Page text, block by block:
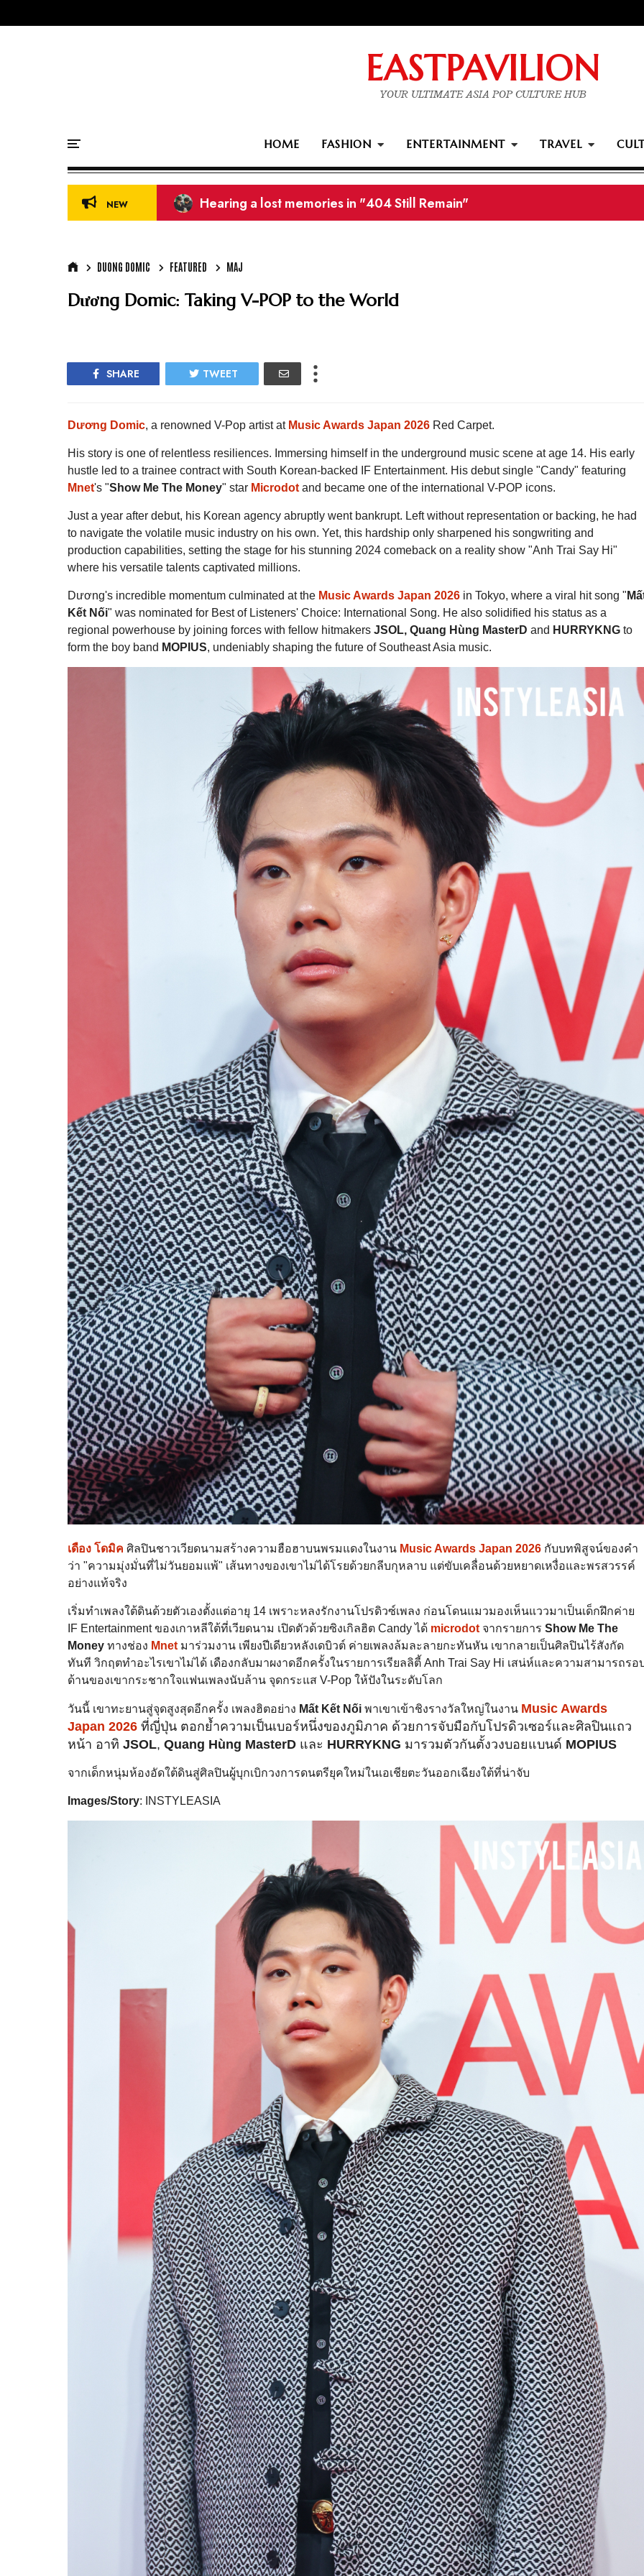
EASTPAVILION
YOUR ULTIMATE ASIA POP CULTURE HUB
HOME FASHION ENTERTAINMENT TRAVEL
NEW 39th Golden Disc Awards winners
DUONG DOMIC FEATURED MAJ
Dương Domic: Taking V-POP to the World
SHARE TWEET
Dương Domic, a renowned V-Pop artist at Music Awards Japan 2026 Red Carpet.
His story is one of relentless resiliences. Immersing himself in the underground music scene at age 14. His early
hustle led to a trainee contract with South Korean-backed IF Entertainment. His debut single "Candy" featuring
Mnet's "Show Me The Money" star Microdot and became one of the international V-POP icons.
Just a year after debut, his Korean agency abruptly went bankrupt. Left without representation or backing, he had
to navigate the volatile music industry on his own. Yet, this hardship only sharpened his songwriting and
production capabilities, setting the stage for his stunning 2024 comeback on a reality show "Anh Trai Say Hi"
where his versatile talents captivated millions.
Dương's incredible momentum culminated at the Music Awards Japan 2026 in Tokyo, where a viral hit song "
Kết Nối" was nominated for Best of Listeners' Choice: International Song. He also solidified his status as a
regional powerhouse by joining forces with fellow hitmakers JSOL, Quang Hùng MasterD and HURRYKNG to
form the boy band MOPIUS, undeniably shaping the future of Southeast Asia music.
เดือง โดมิค ศิลปินชาวเวียดนามสร้างความฮือฮาบนพรมแดงในงาน Music Awards Japan 2026 กับบทพิสูจน์ของคำ
ว่า "ความมุ่งมั่นที่ไม่วันยอมแพ้" เส้นทางของเขาไม่ได้โรยด้วยกลีบกุหลาบ แต่ขับเคลื่อนด้วยหยาดเหงื่อและพรสวรรค์
อย่างแท้จริง
เริ่มทำเพลงใต้ดินด้วยตัวเองตั้งแต่อายุ 14 เพราะหลงรักงานโปรดิวซ์เพลง ก่อนโดนแมวมองเห็นแววมาเป็นเด็กฝึกค่าย
IF Entertainment ของเกาหลีใต้ที่เวียดนาม เปิดตัวด้วยซิงเกิลฮิต Candy ได้ microdot จากรายการ Show Me The
Money ทางช่อง Mnet มาร่วมงาน เพียงปีเดียวหลังเดบิวต์ ค่ายเพลงล้มละลายกะทันหัน เขากลายเป็นศิลปินไร้สังกัด
ทันที วิกฤตทำอะไรเขาไม่ได้ เดืองกลับมาผงาดอีกครั้งในรายการเรียลลิตี้ Anh Trai Say Hi เสน่ห์และความสามารถรอ
ด้านของเขากระชากใจแฟนเพลงนับล้าน จุดกระแส V-Pop ให้ปังในระดับโลก
วันนี้ เขาทะยานสู่จุดสูงสุดอีกครั้ง เพลงฮิตอย่าง Mất Kết Nối พาเขาเข้าชิงรางวัลใหญ่ในงาน Music Awards
Japan 2026 ที่ญี่ปุ่น ตอกย้ำความเป็นเบอร์หนึ่งของภูมิภาค ด้วยการจับมือกับโปรดิวเซอร์และศิลปินแถว
หน้า อาทิ JSOL, Quang Hùng MasterD และ HURRYKNG มารวมตัวกันตั้งวงบอยแบนด์ MOPIUS
จากเด็กหนุ่มห้องอัดใต้ดินสู่ศิลปินผู้บุกเบิกวงการดนตรียุคใหม่ในเอเชียตะวันออกเฉียงใต้ที่น่าจับ
Images/Story: INSTYLEASIA